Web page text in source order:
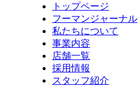
トップページ
フーマンジャーナル
私たちについて
事業内容
店舗一覧
採用情報
スタッフ紹介